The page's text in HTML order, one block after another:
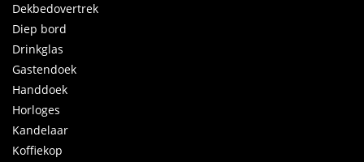
Dekbedovertrek
Diep bord
Drinkglas
Gastendoek
Handdoek
Horloges
Kandelaar
Koffiekop